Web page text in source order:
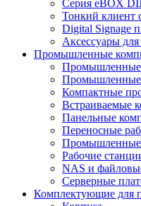
Серия eBOX
Тонкий клиент
Digital Signage
Аксессуары
Промышленные
Промышленные
Промышленные
Компактные
Встраиваемые
Панельные
Переносные
Промышленные
Рабочие
NAS и
Серверные
Комплектующие для